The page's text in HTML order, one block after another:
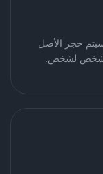
حجز الأصل